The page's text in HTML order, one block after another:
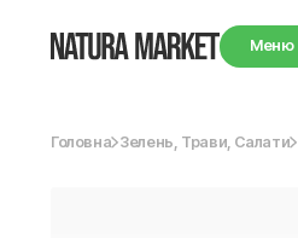
Меню
Головна Зелень, Трави, Салати